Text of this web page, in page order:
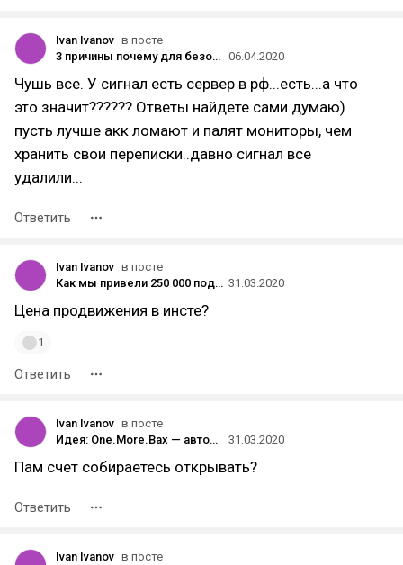
Ivan Ivanov в посте
3 причины почему для безопасного общения лучше использовать мессенджер Signal вместо Telegram 06.04.2020
Чушь все. У сигнал есть сервер в рф...есть...а что
это значит?????? Ответы найдете сами думаю)
пусть лучше акк ломают и палят мониторы, чем
хранить свои переписки..давно сигнал все
удалили...
Ответить
Ivan Ivanov в посте
Как мы привели 250 000 подписчиков в проект, где классический SMM не работает 31.03.2020
Цена продвижения в инсте?
1
Ответить
Ivan Ivanov в посте
Идея: One.More.Bax — автоматические ежедневные инвестиции
31.03.2020
Пам счет собираетесь открывать?
Ответить
Ivan Ivanov в посте